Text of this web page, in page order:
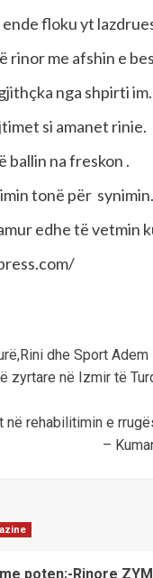
floku yt
rinor me afshin e
nga shpirti im.
si amanet rinie.
ballin na freskon .
tonë për synimin.
edhe të vetmin
dhe Sport Adem
zyrtare në Izmir të
në rehabilitimin e
–
poten;-Rinore